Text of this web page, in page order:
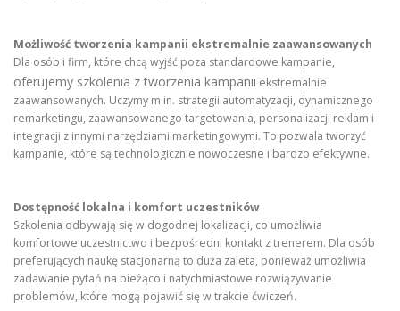
Możliwość tworzenia kampanii ekstremalnie zaawansowanych
Dla osób i firm, które chcą wyjść poza standardowe kampanie,
oferujemy szkolenia z tworzenia kampanii ekstremalnie
zaawansowanych. Uczymy m.in. strategii automatyzacji, dynamicznego
remarketingu, zaawansowanego targetowania, personalizacji reklam i
integracji z innymi narzędziami marketingowymi. To pozwala tworzyć
kampanie, które są technologicznie nowoczesne i bardzo efektywne.
Dostępność lokalna i komfort uczestników
Szkolenia odbywają się w dogodnej lokalizacji, co umożliwia
komfortowe uczestnictwo i bezpośredni kontakt z trenerem. Dla osób
preferujących naukę stacjonarną to duża zaleta, ponieważ umożliwia
zadawanie pytań na bieżąco i natychmiastowe rozwiązywanie
problemów, które mogą pojawić się w trakcie ćwiczeń.